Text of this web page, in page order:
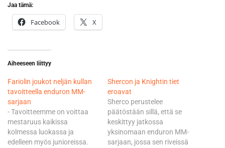
Jaa tämä:
Facebook X
Aiheeseen liittyy
Fariolin joukot neljän kullan
tavoitteella enduron MM-
sarjaan
- Tavoitteemme on voittaa
mestaruus kaikissa
kolmessa luokassa ja
edelleen myös junioreissa.
Shercon ja Knightin tiet
eroavat
Sherco perustelee
päätöstään sillä, että se
keskittyy jatkossa
yksinomaan enduron MM-
sarjaan, jossa sen riveissä